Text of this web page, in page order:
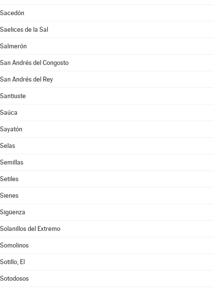
Sacedón
Saelices de la Sal
Salmerón
San Andrés del Congosto
San Andrés del Rey
Santiuste
Saúca
Sayatón
Selas
Semillas
Setiles
Sienes
Sigüenza
Solanillos del Extremo
Somolinos
Sotillo, El
Sotodosos